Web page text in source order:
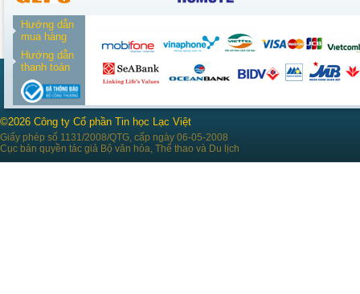
Hướng dẫn
mua hàng
Hướng dẫn
thanh toán
©2026 Công ty Cổ phần Tin học Lạc Việt
Giấy phép số 1131/2008/QTG, cấp ngày 06-05-2008
Cục bản quyền tác giả Bộ văn hóa, Thể thao và Du lịch